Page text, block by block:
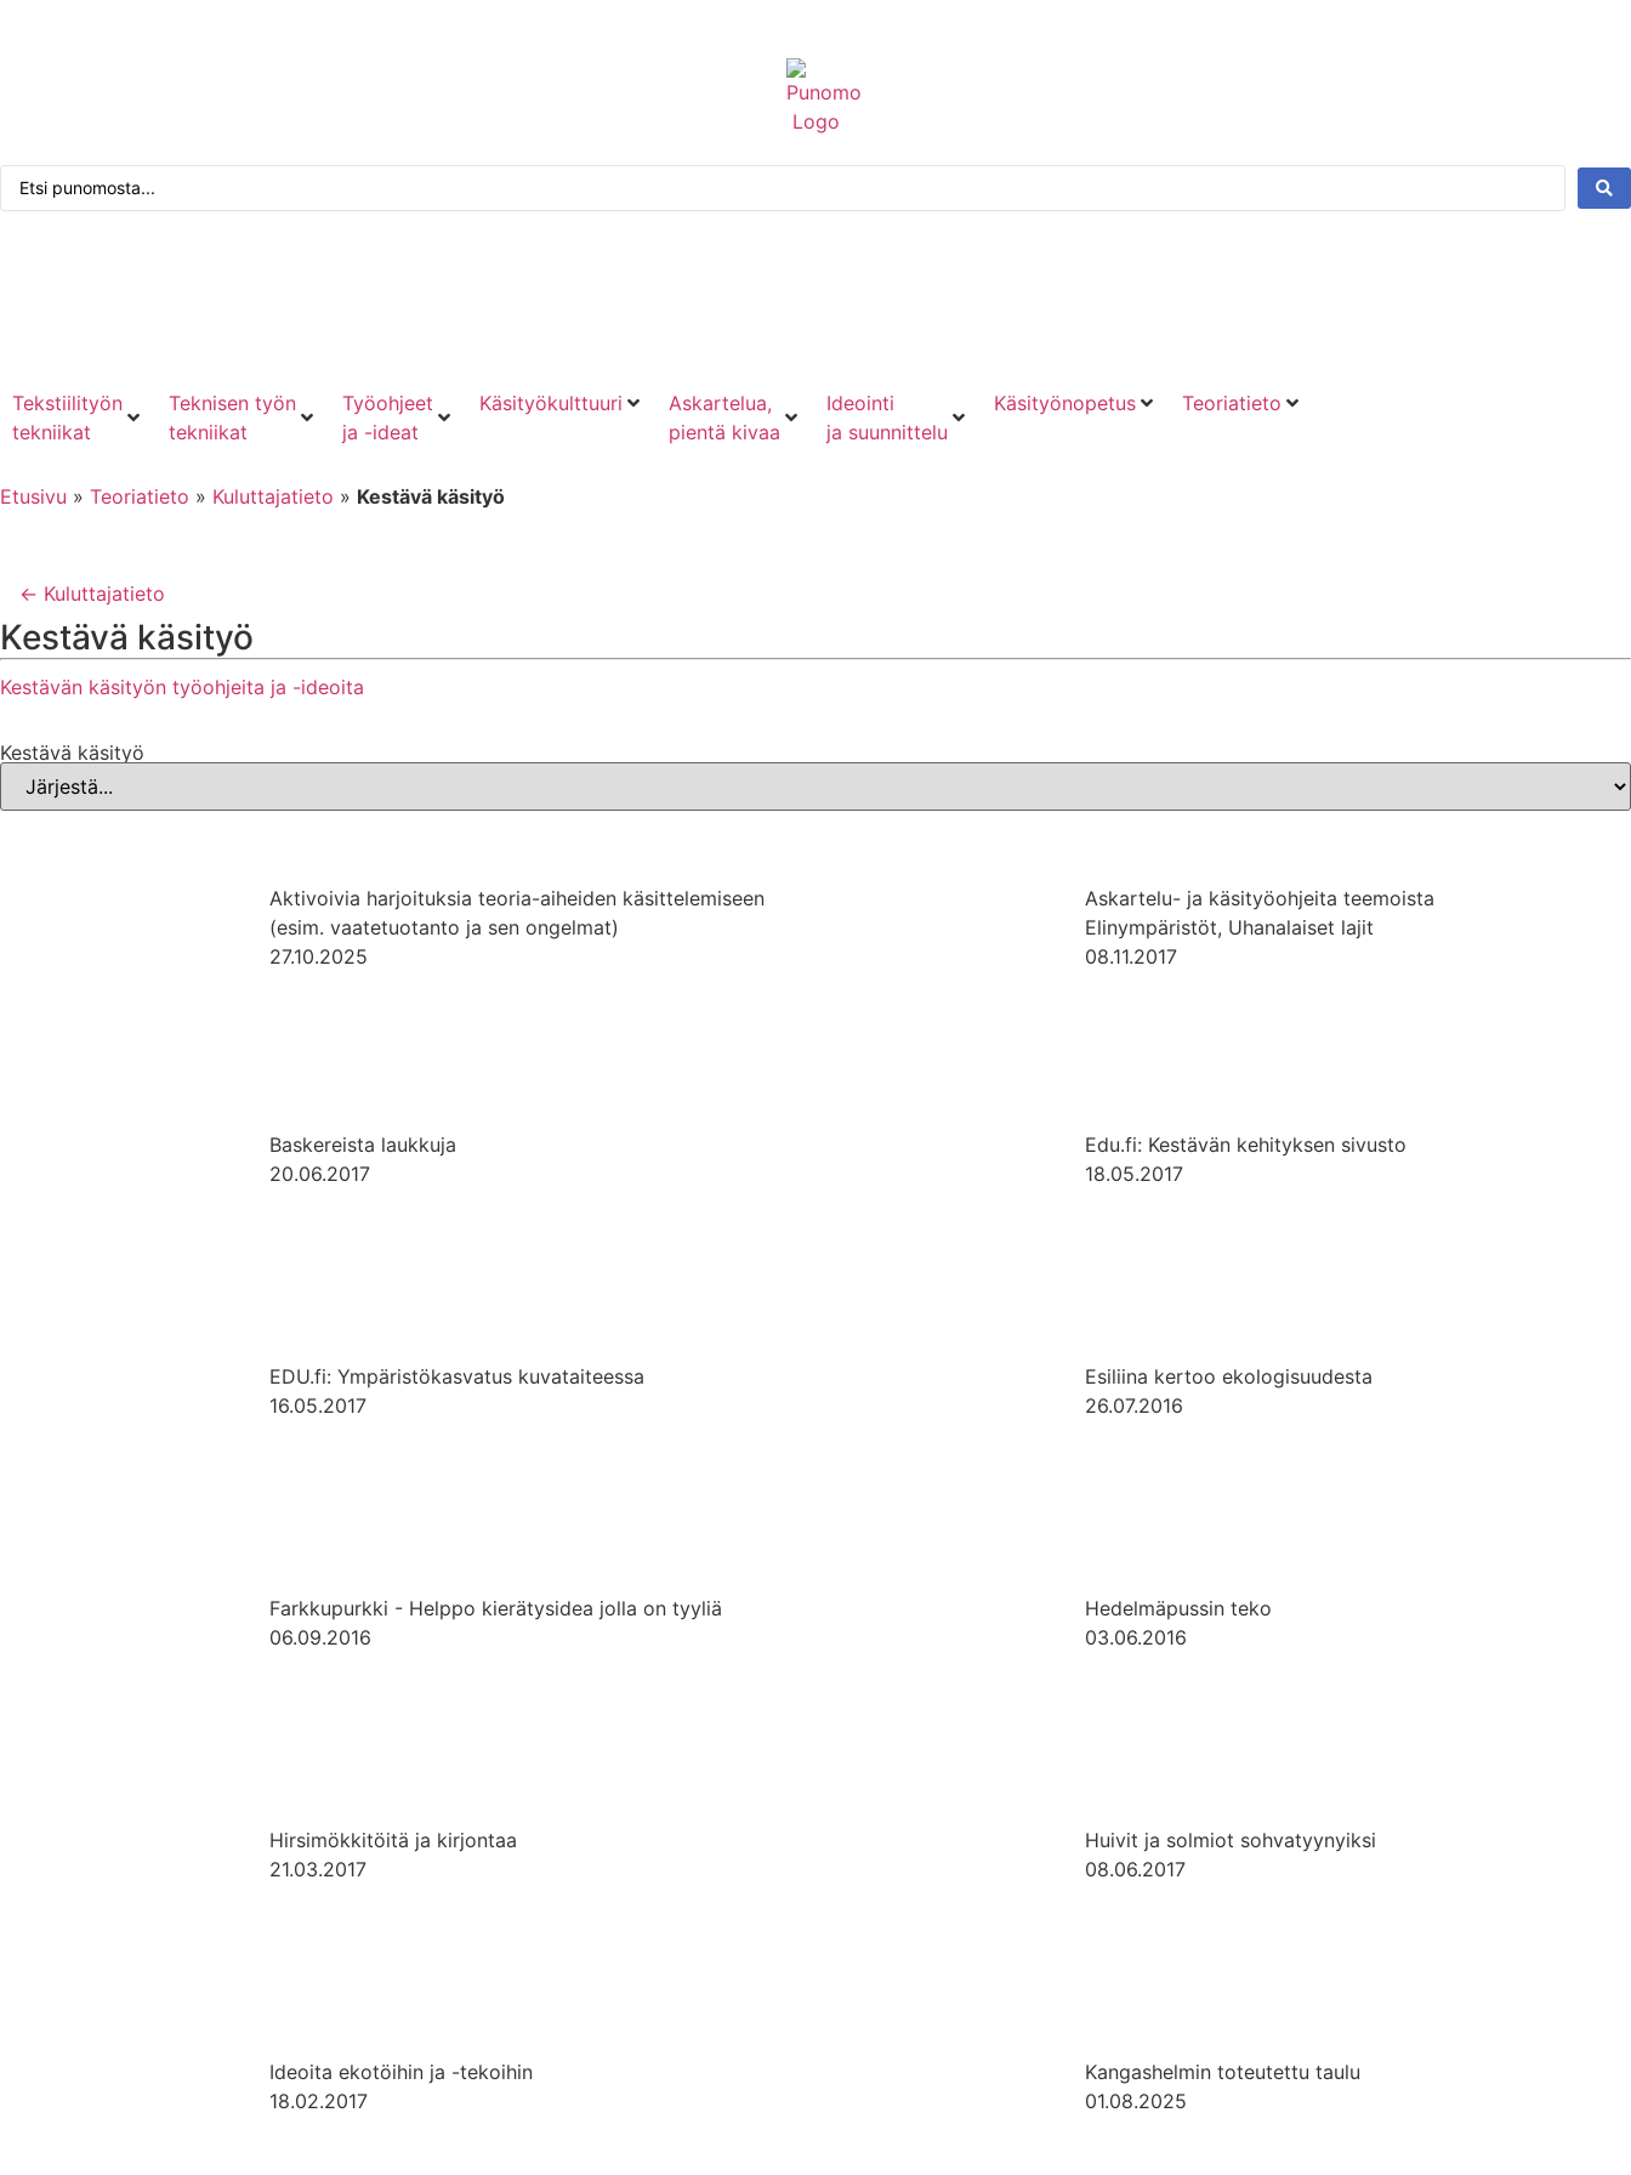
Tekstiilityön
tekniikat
Teknisen työn
tekniikat
Työohjeet
ja -ideat
Käsityökulttuuri
Askartelua,
pientä kivaa
Ideointi
ja suunnittelu
Käsityönopetus Teoriatieto
Etusivu » Teoriatieto » Kuluttajatieto » Kestävä käsityö
← Kuluttajatieto
Kestävä käsityö
Kestävän käsityön työohjeita ja -ideoita
Kestävä käsityö
Aktivoivia harjoituksia teoria-aiheiden käsittelemiseen
(esim. vaatetuotanto ja sen ongelmat)
27.10.2025
Askartelu- ja käsityöohjeita teemoista
Elinympäristöt, Uhanalaiset lajit
08.11.2017
Baskereista laukkuja
20.06.2017
Edu.fi: Kestävän kehityksen sivusto
18.05.2017
EDU.fi: Ympäristökasvatus kuvataiteessa
16.05.2017
Esiliina kertoo ekologisuudesta
26.07.2016
Farkkupurkki - Helppo kierätysidea jolla on tyyliä
06.09.2016
Hedelmäpussin teko
03.06.2016
Hirsimökkitöitä ja kirjontaa
21.03.2017
Huivit ja solmiot sohvatyynyiksi
08.06.2017
Ideoita ekotöihin ja -tekoihin
18.02.2017
Kangashelmin toteutettu taulu
01.08.2025